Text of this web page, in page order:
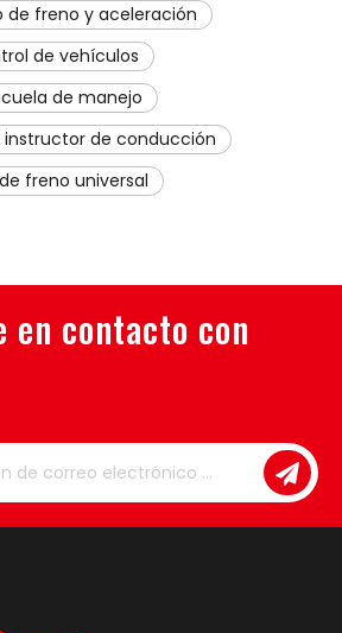
de freno y aceleración
de vehículos
de manejo
instructor de conducción
freno universal
en contacto con